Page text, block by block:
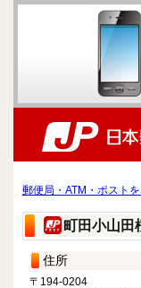
郵便局・ATM・ポスト
町田小山田
住所
〒194-0204